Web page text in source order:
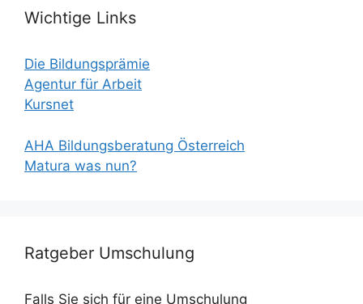
Wichtige Links
Die Bildungsprämie
Agentur für Arbeit
Kursnet
AHA Bildungsberatung Österreich
Matura was nun?
Ratgeber Umschulung
Falls Sie sich für eine Umschulung